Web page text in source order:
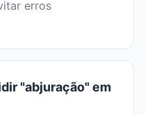
erros
"abjuração" em